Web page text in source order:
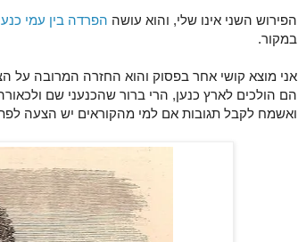
הפירוש השני אינו שלי, והוא עושה הפרדה בין עמי
במקור.
אני מוצא קושי אחר בפסוק והוא החזרה המרובה על
הם הולכים לארץ כנען, הרי ברור שהכנעני שם
ואשמח לקבל תגובות אם למי מהקוראים יש הצעה